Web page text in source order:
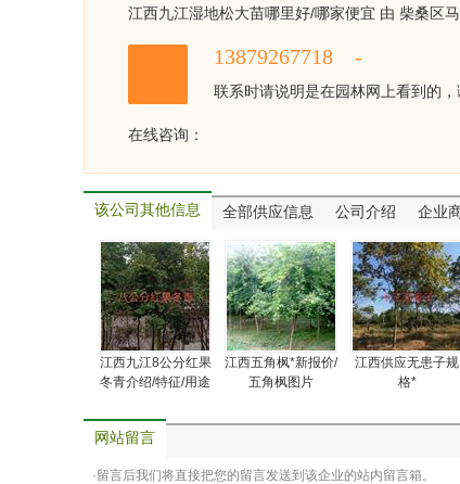
江西九江湿地松大苗哪里好/哪家便宜 由 柴桑区
13879267718 -
联系时请说明是在园林网上看到的，
在线咨询：
该公司其他信息 全部供应信息 公司介绍 企业
江西九江8公分红果
冬青介绍/特征/用途
江西五角枫*新报价/
五角枫图片
江西供应无患子规
格*
网站留言
·留言后我们将直接把您的留言发送到该企业的站内留言箱。